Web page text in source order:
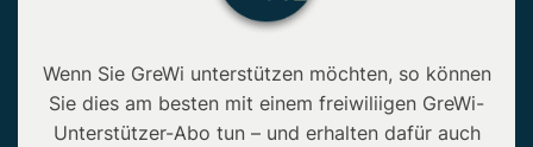
Wenn Sie GreWi unterstützen möchten, so können
Sie dies am besten mit einem freiwiliigen GreWi-
Unterstützer-Abo tun – und erhalten dafür auch